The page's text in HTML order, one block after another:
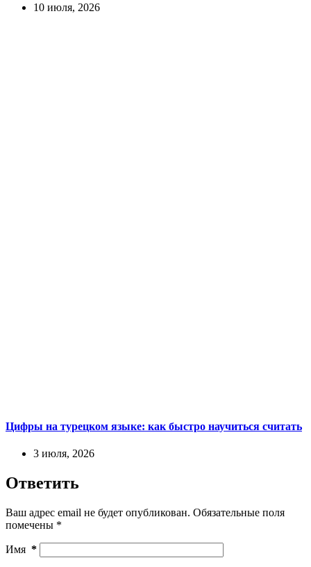
10 июля, 2026
Цифры на турецком языке: как быстро научиться считать
3 июля, 2026
Ответить
Ваш адрес email не будет опубликован. Обязательные поля
помечены *
Имя *